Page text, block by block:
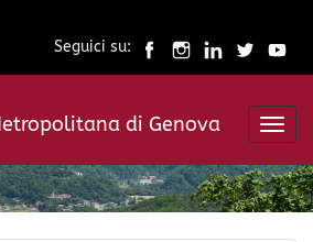
Seguici su:
di Genova